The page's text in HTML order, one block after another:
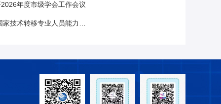
年度市级学会工作会议
员能力等级（初级技术经理人）培训会圆满落幕